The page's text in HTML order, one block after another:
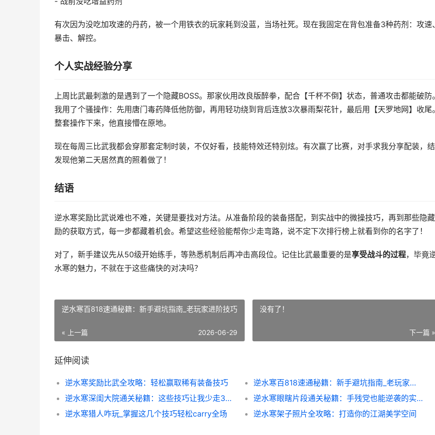
有次因为没吃加攻速的丹药，被一个用铁衣的玩家耗到没蓝，当场社死。现在我固定在背包准备3种药剂：攻速、
暴击、解控。
个人实战经验分享
上周比武最刺激的是遇到了一个隐藏BOSS。那家伙用改良版醉拳，配合【千杯不倒】状态，普通攻击都能破防。
我用了个骚操作：先用唐门毒药降低他防御，再用轻功绕到背后连放3次暴雨梨花针，最后用【天罗地网】收尾。
整套操作下来，他直接懵在原地。
现在每周三比武我都会穿那套定制时装，不仅好看，技能特效还特别炫。有次赢了比赛，对手求我分享配装，
发现他第二天居然真的照着做了！
结语
逆水寒奖励比武说难也不难，关键是要找对方法。从准备阶段的装备搭配，到实战中的微操技巧，再到那些隐
励的获取方式，每一步都藏着机会。希望这些经验能帮你少走弯路，说不定下次排行榜上就看到你的名字了！
对了，新手建议先从50级开始练手，等熟悉机制后再冲击高段位。记住比武最重要的是享受战斗的过程，毕竟
水寒的魅力，不就在于这些痛快的对决吗？
逆水寒百818速通秘籍：新手避坑指南_老玩家进阶技巧
« 上一篇 2026-06-29
没有了！
下一篇 »
延伸阅读
逆水寒奖励比武全攻略：轻松赢取稀有装备技巧
逆水寒百818速通秘籍：新手避坑指南_老玩家进阶技巧
逆水寒深闺大院通关秘籍：这些技巧让我少走300级弯路_
逆水寒眼瞎片段通关秘籍：手残党也能逆袭的实战技巧
逆水寒猎人咋玩_掌握这几个技巧轻松carry全场
逆水寒架子照片全攻略：打造你的江湖美学空间